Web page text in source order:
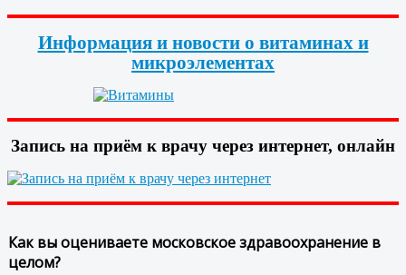
Информация и новости о витаминах и
микроэлементах
Запись на приём к врачу через интернет, онлайн
Как вы оцениваете московское здравоохранение в
целом?